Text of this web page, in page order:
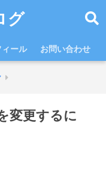
グ
ィール お問い合わせ
変更するに